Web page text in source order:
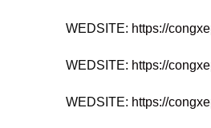
WEDSITE: https://
WEDSITE: https://
WEDSITE: https://